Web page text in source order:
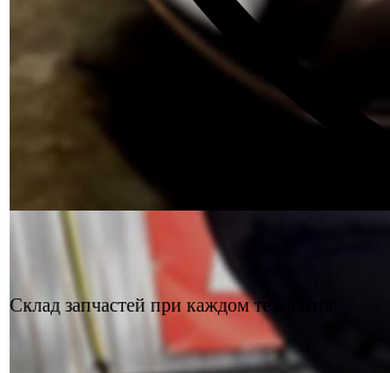
Склад запчастей при каждом техцентре